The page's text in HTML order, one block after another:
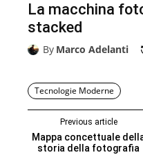
La macchina
stacked
By Marco Adelanti
Tecnologie Moderne
Previous article
Mappa concettuale
storia della fotografia